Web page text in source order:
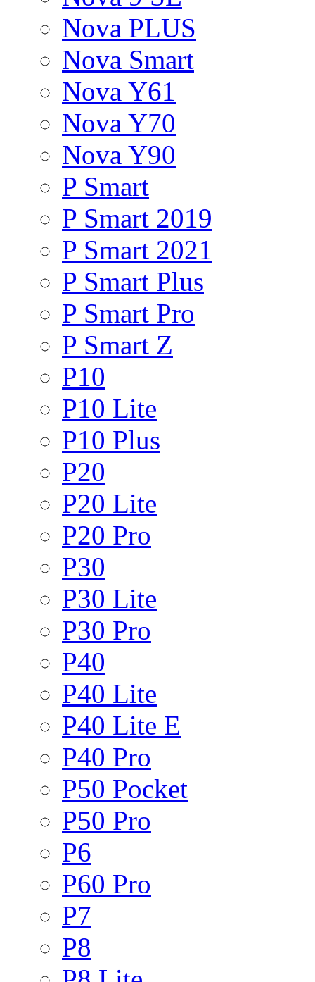
Nova PLUS
Nova Smart
Nova Y61
Nova Y70
Nova Y90
P Smart
P Smart 2019
P Smart 2021
P Smart Plus
P Smart Pro
P Smart Z
P10
P10 Lite
P10 Plus
P20
P20 Lite
P20 Pro
P30
P30 Lite
P30 Pro
P40
P40 Lite
P40 Lite E
P40 Pro
P50 Pocket
P50 Pro
P6
P60 Pro
P7
P8